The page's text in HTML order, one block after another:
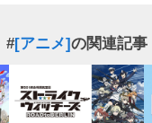
#[アニメ]の関連記事